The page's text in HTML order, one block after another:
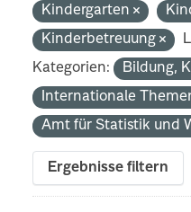
Kindergarten
Kinderbetreuung
Kategorien:
Bildung,
Internationale
Amt für Statistik und
Ergebnisse filtern